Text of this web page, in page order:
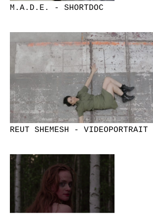
M.A.D.E. - SHORTDOC
REUT SHEMESH - VIDEOPORTRAIT